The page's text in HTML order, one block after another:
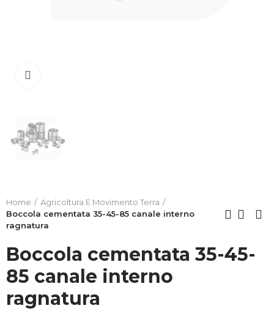
Home
Agricoltura E Movimento Terra
Boccola cementata 35-45-85 canale interno
ragnatura
Boccola cementata 35-45-
85 canale interno
ragnatura